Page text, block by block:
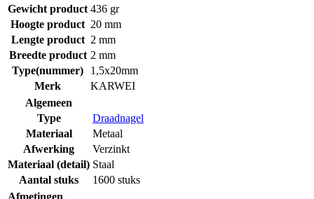
Gewicht product 436 gr
Hoogte product 20 mm
Lengte product 2 mm
Breedte product 2 mm
Type(nummer)
1,5x20mm
Merk
KARWEI
Algemeen
Type
Draadnagel
Materiaal
Metaal
Afwerking
Verzinkt
Materiaal (detail) Staal
Aantal stuks
1600 stuks
Afmetingen